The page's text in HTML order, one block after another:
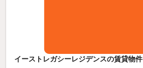
イーストレガシーレジデンスの賃貸物件